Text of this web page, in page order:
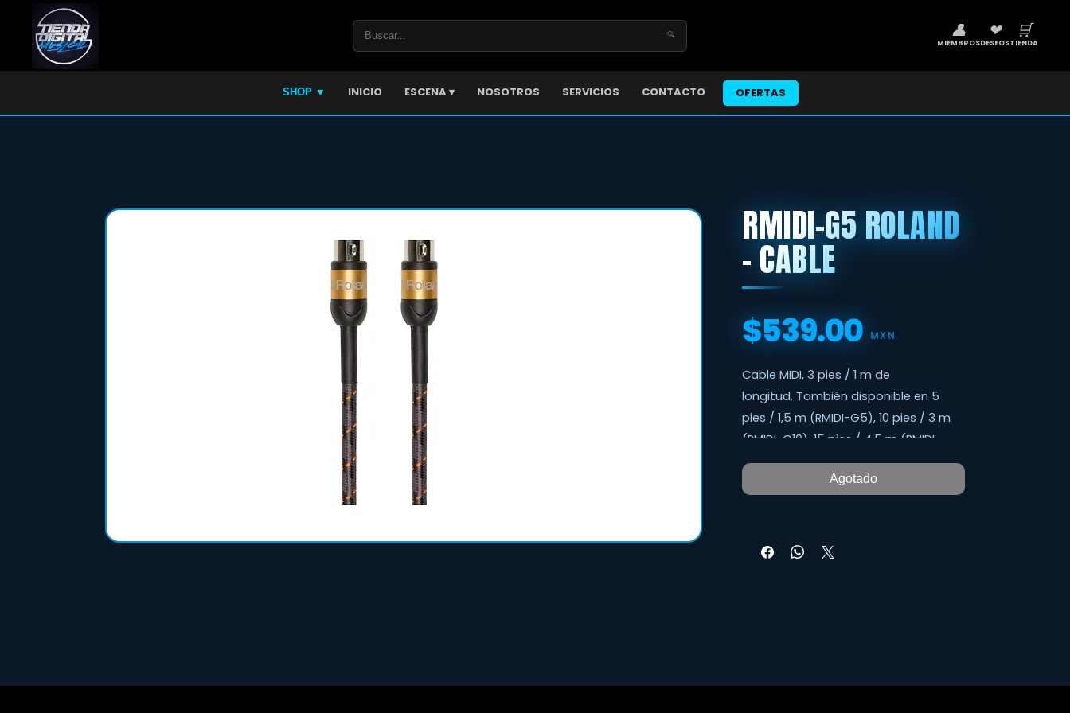
🔍 👤
MIEMBROS
❤
DESEOS
🛒
TIENDA
SHOP ▼ INICIO ESCENA ▾ NOSOTROS SERVICIOS CONTACTO OFERTAS
RMIDI-G5 ROLAND
- CABLE
$539.00 MXN
Cable MIDI, 3 pies / 1 m de
longitud. También disponible en 5
pies / 1,5 m (RMIDI-G5), 10 pies / 3 m
(RMIDI-G10), 15 pies / 4,5 m (RMIDI-
G15) y 20 pies / 6 m (RMIDI-G20 )
Los cables MIDI Roland Gold Series son
Agotado